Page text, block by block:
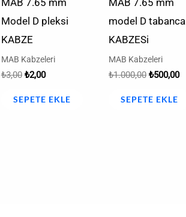
MAB 7.65 mm
Model D pleksi
KABZE
MAB Kabzeleri
₺3,00 ₺2,00
SEPETE EKLE
MAB 7.65 mm
model D tabanca
KABZESi
MAB Kabzeleri
₺1.000,00 ₺500,00
SEPETE EKLE